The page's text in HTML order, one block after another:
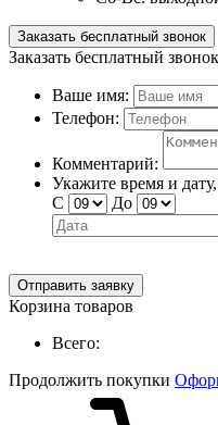
Заказать бесплатный звонок
Заказать бесплатный звонок
Ваше имя:
Телефон:
Комментарий:
Укажите время и
С
До
Отправить заявку
Корзина товаров
Всего:
Продолжить покупки